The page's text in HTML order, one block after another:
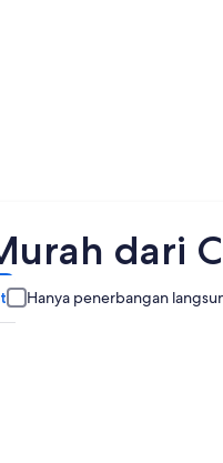
dari
Hanya penerbangan